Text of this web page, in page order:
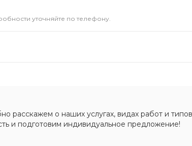
уточняйте по телефону.
расскажем о наших услугах, видах работ и
и подготовим индивидуальное предложение!